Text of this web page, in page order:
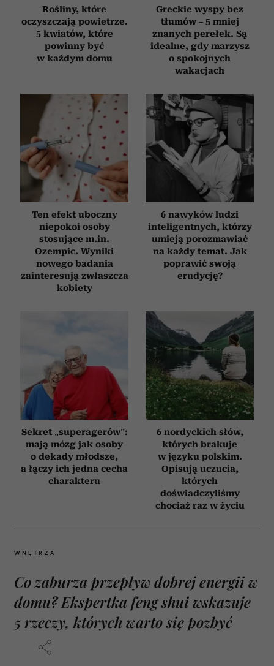
Rośliny, które
oczyszczają powietrze.
5 kwiatów, które
powinny być
w każdym domu
Greckie wyspy bez
tłumów – 5 mniej
znanych perełek. Są
idealne, gdy marzysz
o spokojnych
wakacjach
Ten efekt uboczny
niepokoi osoby
stosujące m.in.
Ozempic. Wyniki
nowego badania
zainteresują zwłaszcza
kobiety
6 nawyków ludzi
inteligentnych, którzy
umieją porozmawiać
na każdy temat. Jak
poprawić swoją
erudycję?
Sekret „superagerów”:
mają mózg jak osoby
o dekady młodsze,
a łączy ich jedna cecha
charakteru
6 nordyckich słów,
których brakuje
w języku polskim.
Opisują uczucia,
których
doświadczyliśmy
chociaż raz w życiu
WNĘTRZA
Co zaburza przepływ dobrej energii w
domu? Ekspertka feng shui wskazuje
5 rzeczy, których warto się pozbyć